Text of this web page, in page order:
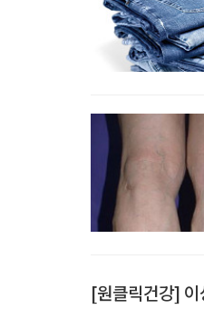
[원클릭건강]